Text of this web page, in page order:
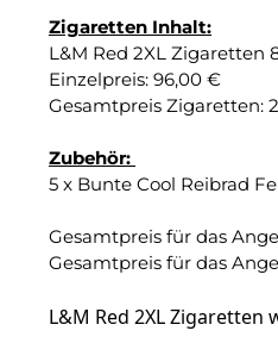
Zigaretten Inhalt:
L&M Red 2XL Zigaretten
Einzelpreis: 96,00 €
Gesamtpreis Zigaretten:
Zubehör:
5 x Bunte Cool Reibrad
Gesamtpreis für das
Gesamtpreis für das
L&M Red 2XL